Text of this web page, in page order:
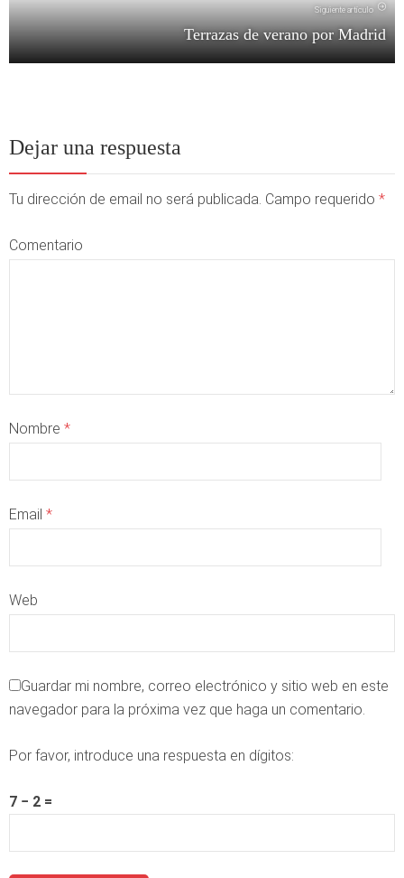
Siguiente artículo
Terrazas de verano por Madrid
Dejar una respuesta
Tu dirección de email no será publicada. Campo requerido *
Comentario
Nombre *
Email *
Web
Guardar mi nombre, correo electrónico y sitio web en este
navegador para la próxima vez que haga un comentario.
Por favor, introduce una respuesta en dígitos:
7 − 2 =